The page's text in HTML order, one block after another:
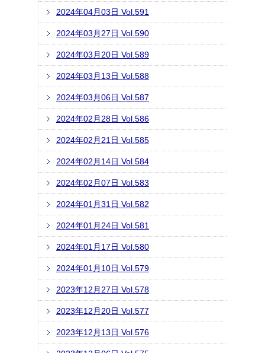
2024年04月03日 Vol.591
2024年03月27日 Vol.590
2024年03月20日 Vol.589
2024年03月13日 Vol.588
2024年03月06日 Vol.587
2024年02月28日 Vol.586
2024年02月21日 Vol.585
2024年02月14日 Vol.584
2024年02月07日 Vol.583
2024年01月31日 Vol.582
2024年01月24日 Vol.581
2024年01月17日 Vol.580
2024年01月10日 Vol.579
2023年12月27日 Vol.578
2023年12月20日 Vol.577
2023年12月13日 Vol.576